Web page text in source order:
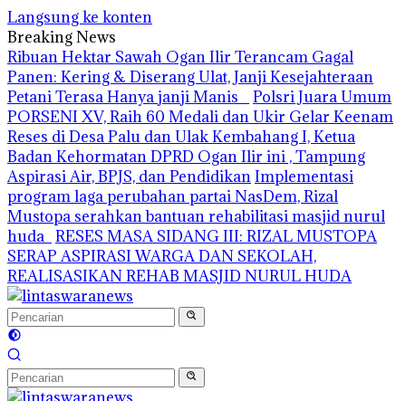
Langsung ke konten
Breaking News
Ribuan Hektar Sawah Ogan Ilir Terancam Gagal
Panen: Kering & Diserang Ulat, Janji Kesejahteraan
Polsri Juara Umum
PORSENI XV, Raih 60 Medali dan Ukir Gelar Keenam
Reses di Desa Palu dan Ulak Kembahang I, Ketua
Badan Kehormatan DPRD Ogan Ilir ini , Tampung
Aspirasi Air, BPJS, dan PendidikanImplementasi
program laga perubahan partai NasDem, Rizal
Mustopa serahkan bantuan rehabilitasi masjid nurul
RESES MASA SIDANG III: RIZAL MUSTOPA
SERAP ASPIRASI WARGA DAN SEKOLAH,
REALISASIKAN REHAB MASJID NURUL HUDA